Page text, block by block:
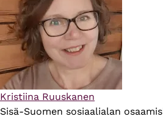
Kristiina Ruuskanen
Sisä-Suomen sosiaalialan